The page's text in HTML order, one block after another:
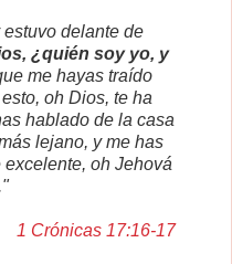
delante de
¿quién soy yo, y
me hayas traído
oh Dios, te ha
hablado de la casa
lejano, y me has
oh Jehová
1 Crónicas 17:16-17